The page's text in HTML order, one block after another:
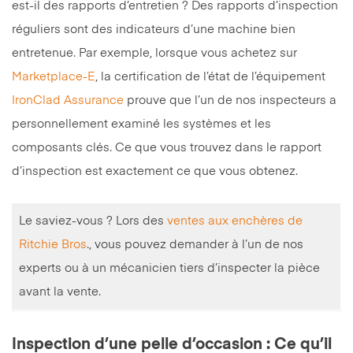
est-il des rapports d’entretien ? Des rapports d’inspection
réguliers sont des indicateurs d’une machine bien
entretenue. Par exemple, lorsque vous achetez sur
Marketplace-E, la certification de l’état de l’équipement
IronClad Assurance prouve que l’un de nos inspecteurs a
personnellement examiné les systèmes et les
composants clés. Ce que vous trouvez dans le rapport
d’inspection est exactement ce que vous obtenez.
Le saviez-vous ? Lors des ventes aux enchères de
Ritchie Bros., vous pouvez demander à l’un de nos
experts ou à un mécanicien tiers d’inspecter la pièce
avant la vente.
Inspection d’une pelle d’occasion : Ce qu’il